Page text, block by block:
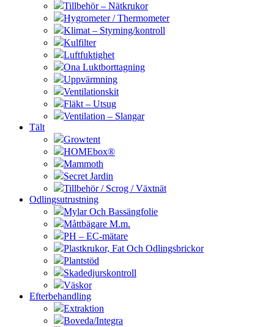
Tillbehör – Nätkrukor
Hygrometer / Thermometer
Klimat – Styrning/kontroll
Kulfilter
Luftfuktighet
Ona Luktborttagning
Uppvärmning
Ventilationskit
Fläkt – Utsug
Ventilation – Slangar
Tält
Growtent
HOMEbox®
Mammoth
Secret Jardin
Tillbehör / Scrog / Växtnät
Odlingsutrustning
Mylar Och Bassängfolie
Måttbägare M.m.
PH – EC-mätare
Plastkrukor, Fat Och Odlingsbrickor
Plantstöd
Skadedjurskontroll
Väskor
Efterbehandling
Extraktion
Boveda/Integra